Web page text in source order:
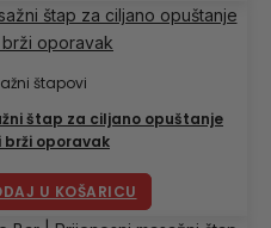
štapovi
štap za ciljano opuštanje
brži oporavak
U KOŠARICU